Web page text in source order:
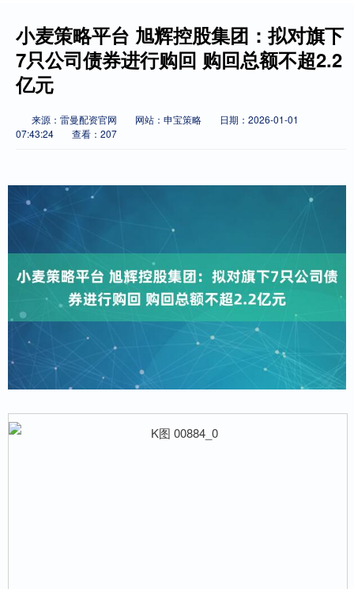
小麦策略平台 旭辉控股集团：拟对旗下
7只公司债券进行购回 购回总额不超2.2
亿元
来源：雷曼配资官网 网站：申宝策略
日期：2026-01-01
07:43:24
查看：207